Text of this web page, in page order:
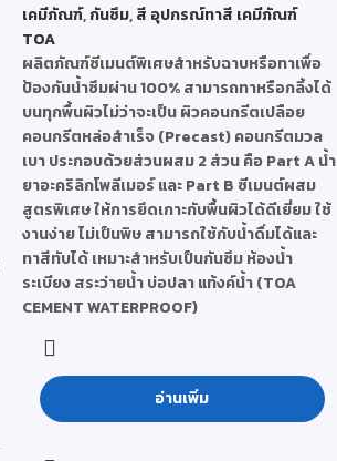
เคมีภัณฑ์, กันซึม, สี อุปกรณ์ทาสี เคมีภัณฑ์
TOA
ผลิตภัณฑ์ซีเมนต์พิเศษสำหรับฉาบหรือทาเพื่อ
ป้องกันน้ำซึมผ่าน 100% สามารถทาหรือกลิ้งได้
บนทุกพื้นผิวไม่ว่าจะเป็น ผิวคอนกรีตเปลือย
คอนกรีตหล่อสำเร็จ (Precast) คอนกรีตมวล
เบา ประกอบด้วยส่วนผสม 2 ส่วน คือ Part A น้ำ
ยาอะคริลิกโพลีเมอร์ และ Part B ซีเมนต์ผสม
สูตรพิเศษ ให้การยึดเกาะกับพื้นผิวได้ดีเยี่ยม ใช้
งานง่าย ไม่เป็นพิษ สามารถใช้กับน้ำดื่มได้และ
ทาสีทับได้ เหมาะสำหรับเป็นกันซึม ห้องน้ำ
ระเบียง สระว่ายน้ำ บ่อปลา แท้งค์น้ำ (TOA
CEMENT WATERPROOF)
อ่านเพิ่ม